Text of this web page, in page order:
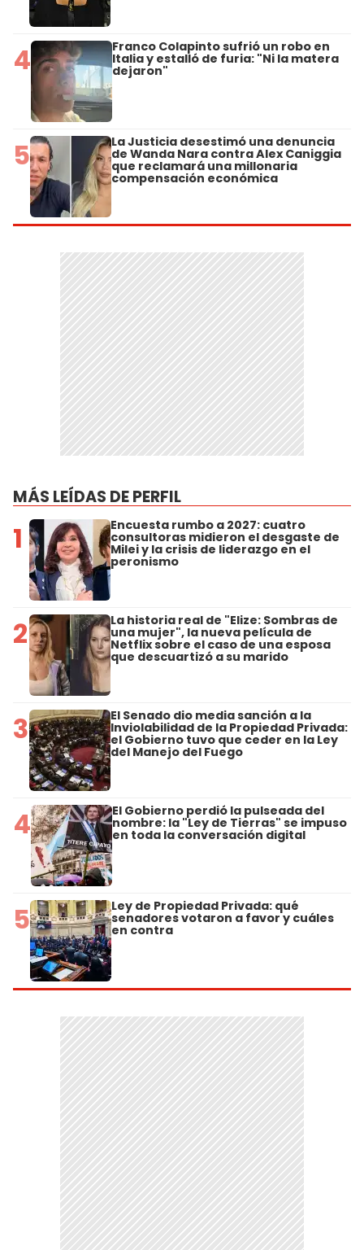
4 Franco Colapinto sufrió un robo en
Italia y estalló de furia: "Ni la matera
dejaron"
5 La Justicia desestimó una denuncia
de Wanda Nara contra Alex Caniggia
que reclamará una millonaria
compensación económica
MÁS LEÍDAS DE PERFIL
1 Encuesta rumbo a 2027: cuatro
consultoras midieron el desgaste de
Milei y la crisis de liderazgo en el
peronismo
2 La historia real de "Elize: Sombras de
una mujer", la nueva película de
Netflix sobre el caso de una esposa
que descuartizó a su marido
3 El Senado dio media sanción a la
Inviolabilidad de la Propiedad Privada:
el Gobierno tuvo que ceder en la Ley
del Manejo del Fuego
4 El Gobierno perdió la pulseada del
nombre: la "Ley de Tierras" se impuso
en toda la conversación digital
5 Ley de Propiedad Privada: qué
senadores votaron a favor y cuáles
en contra